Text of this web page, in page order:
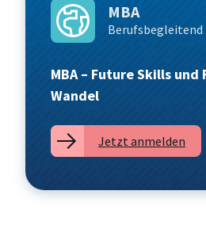
MBA
Berufsbegleitend
MBA – Future Skills und
Wandel
Jetzt anmelden